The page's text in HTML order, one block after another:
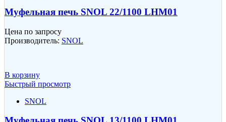
Муфельная печь SNOL 22/1100 LHM01
Цена по запросу
Производитель: SNOL
В корзину
Быстрый просмотр
SNOL